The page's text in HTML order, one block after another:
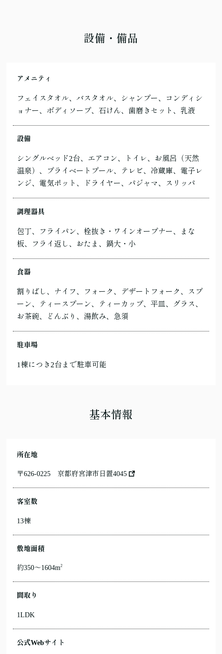
設備・備品
アメニティ
フェイスタオル、バスタオル、シャンプー、コンディシ
ョナー、ボディソープ、石けん、歯磨きセット、乳液
設備
シングルベッド2台、エアコン、トイレ、お風呂（天然
温泉）、プライベートプール、テレビ、冷蔵庫、電子レ
ンジ、電気ポット、ドライヤー、パジャマ、スリッパ
調理器具
包丁、フライパン、栓抜き・ワインオープナー、まな
板、フライ返し、おたま、鍋大・小
食器
割りばし、ナイフ、フォーク、デザートフォーク、スプ
ーン、ティースプーン、ティーカップ、平皿、グラス、
お茶碗、どんぶり、湯飲み、急須
駐車場
1棟につき2台まで駐車可能
基本情報
所在地
〒626-0225 京都府宮津市日置4045
客室数
13棟
敷地面積
約350～1604m2
間取り
1LDK
公式Webサイト